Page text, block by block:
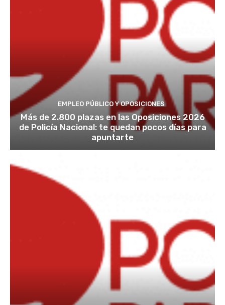
EMPLEO PÚBLICO Y OPOSICIONES
Más de 2.800 plazas en las Oposiciones 2026
de Policía Nacional: te quedan pocos días para
apuntarte